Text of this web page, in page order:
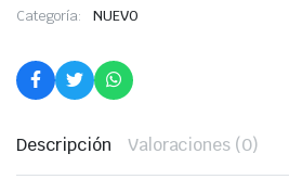
Categoría: NUEVO
Descripción Valoraciones (0)